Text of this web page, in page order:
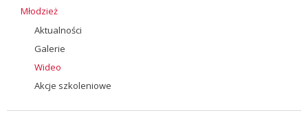
Młodzież
Aktualności
Galerie
Wideo
Akcje szkoleniowe